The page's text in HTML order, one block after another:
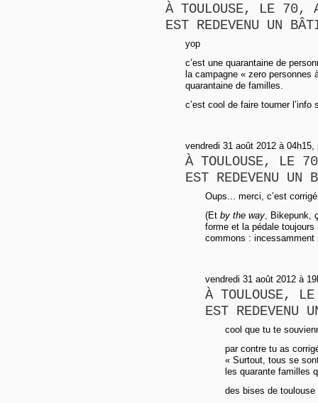
À TOULOUSE, LE 70,
EST REDEVENU UN
yop
c’est une quarantaine de
la campagne « zero personnes
quarantaine de familles.
c’est cool de faire tourner l’info
vendredi 31 août 2012 à 04h15,
À TOULOUSE, LE
EST REDEVENU
Oups... merci, c’est
(Et by the way , Bikepunk,
forme et la pédale
commons :
vendredi 31 août 2012 à
À TOULOUSE,
EST REDEVENU
cool que tu te
par contre tu as
« Surtout, tous se
les quarante familles
des bises de toulouse